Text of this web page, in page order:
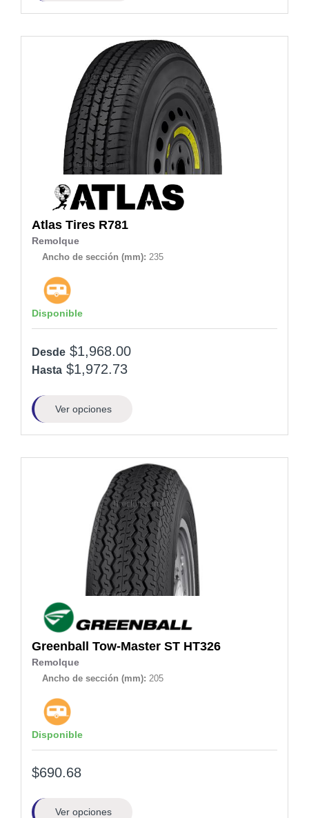
Atlas Tires R781
Remolque
Ancho de sección (mm): 235
Disponible
Desde $1,968.00
Hasta $1,972.73
Ver opciones
Greenball Tow-Master ST HT326
Remolque
Ancho de sección (mm): 205
Disponible
$690.68
Ver opciones